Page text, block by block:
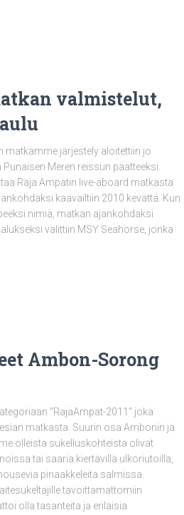
valmistelut,
matkamme järjestely aloitettiin jo
Meren reissun päätteeksi.
Raja Ampatin live-aboard matkasta
kaavailtiin 2010 kevättä. Kun
nimiä, matkan ajankohdaksi
valittiin MSY Seahorse, jonka
Ambon-Sorong
“RajaAmpat-2011” joka
matkasta. Suurin osa Ambonin ja
olleista sukelluskohteista olivat
tai saaria kiertävillä ulkoriutoilla,
pinaakkeleita salmissa.
tavoittamattomiin
olla tasanteita ja erilaisia